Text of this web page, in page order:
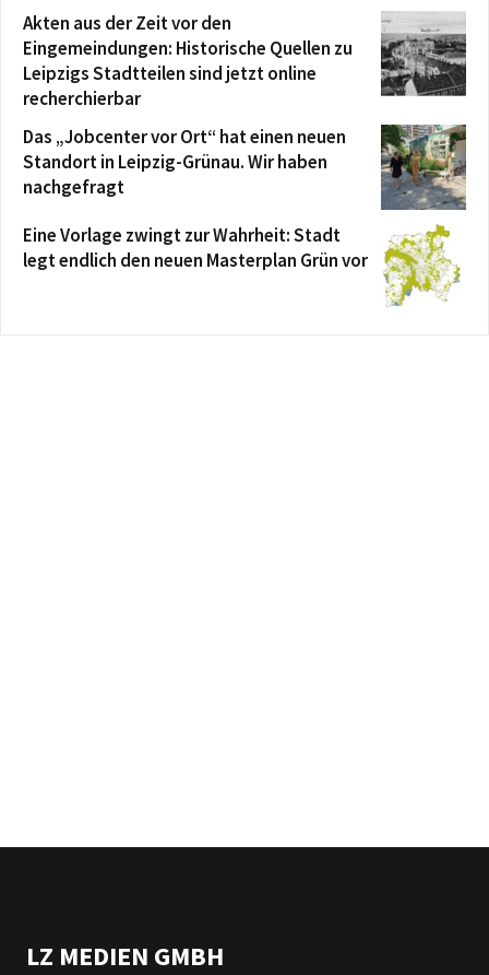
Akten aus der Zeit vor den
Eingemeindungen: Historische Quellen zu
Leipzigs Stadtteilen sind jetzt online
recherchierbar
Das „Jobcenter vor Ort“ hat einen neuen
Standort in Leipzig-Grünau. Wir haben
nachgefragt
Eine Vorlage zwingt zur Wahrheit: Stadt
legt endlich den neuen Masterplan Grün vor
LZ MEDIEN GMBH